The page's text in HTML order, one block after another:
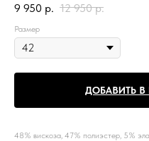
9 950 р. 12 950 р.
Размер
ДОБАВИТЬ В
48% вискоза, 47% полиэстер, 5%